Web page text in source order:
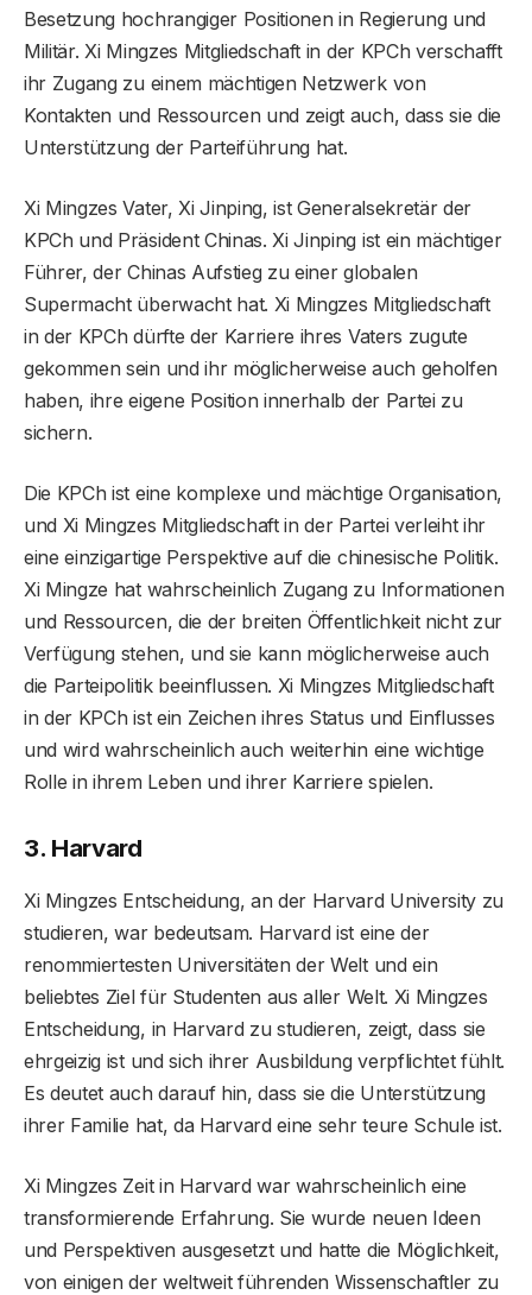
Besetzung hochrangiger Positionen in Regierung und
Militär. Xi Mingzes Mitgliedschaft in der KPCh verschafft
ihr Zugang zu einem mächtigen Netzwerk von
Kontakten und Ressourcen und zeigt auch, dass sie die
Unterstützung der Parteiführung hat.
Xi Mingzes Vater, Xi Jinping, ist Generalsekretär der
KPCh und Präsident Chinas. Xi Jinping ist ein mächtiger
Führer, der Chinas Aufstieg zu einer globalen
Supermacht überwacht hat. Xi Mingzes Mitgliedschaft
in der KPCh dürfte der Karriere ihres Vaters zugute
gekommen sein und ihr möglicherweise auch geholfen
haben, ihre eigene Position innerhalb der Partei zu
sichern.
Die KPCh ist eine komplexe und mächtige Organisation,
und Xi Mingzes Mitgliedschaft in der Partei verleiht ihr
eine einzigartige Perspektive auf die chinesische Politik.
Xi Mingze hat wahrscheinlich Zugang zu Informationen
und Ressourcen, die der breiten Öffentlichkeit nicht zur
Verfügung stehen, und sie kann möglicherweise auch
die Parteipolitik beeinflussen. Xi Mingzes Mitgliedschaft
in der KPCh ist ein Zeichen ihres Status und Einflusses
und wird wahrscheinlich auch weiterhin eine wichtige
Rolle in ihrem Leben und ihrer Karriere spielen.
3. Harvard
Xi Mingzes Entscheidung, an der Harvard University zu
studieren, war bedeutsam. Harvard ist eine der
renommiertesten Universitäten der Welt und ein
beliebtes Ziel für Studenten aus aller Welt. Xi Mingzes
Entscheidung, in Harvard zu studieren, zeigt, dass sie
ehrgeizig ist und sich ihrer Ausbildung verpflichtet fühlt.
Es deutet auch darauf hin, dass sie die Unterstützung
ihrer Familie hat, da Harvard eine sehr teure Schule ist.
Xi Mingzes Zeit in Harvard war wahrscheinlich eine
transformierende Erfahrung. Sie wurde neuen Ideen
und Perspektiven ausgesetzt und hatte die Möglichkeit,
von einigen der weltweit führenden Wissenschaftler zu